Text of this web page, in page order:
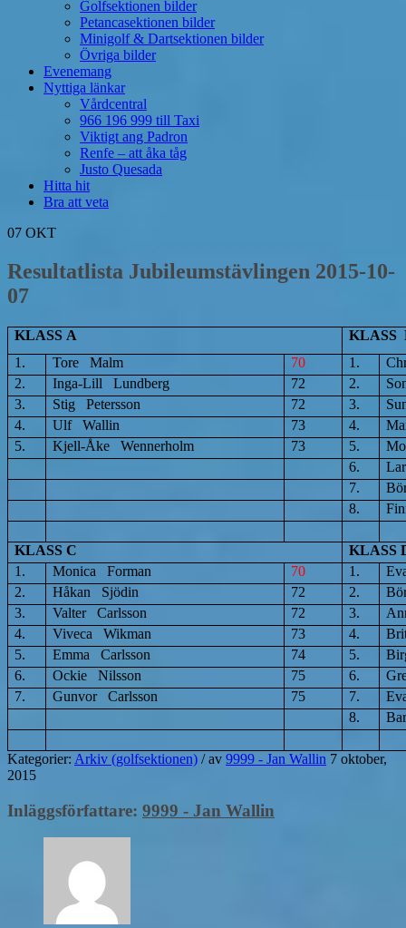
Golfsektionen bilder
Petancasektionen bilder
Minigolf & Dartsektionen bilder
Övriga bilder
Evenemang
Nyttiga länkar
Vårdcentral
966 196 999 till Taxi
Viktigt ang Padron
Renfe – att åka tåg
Justo Quesada
Hitta hit
Bra att veta
07 OKT
Resultatlista Jubileumstävlingen 2015-10-
07
KLASS A
1.
Tore Malm 70 1.
2.
Inga-Lill Lundberg 72 2.
3.
Stig Petersson 72 3.
4.
Ulf Wallin 73 4.
5.
Kjell-Åke Wennerholm 73 5.
6.
7.
8.
KLASS C
KLASS
1.
Monica Forman 70 1.
2.
Håkan Sjödin 72 2.
3.
Valter Carlsson 72 3.
4.
Viveca Wikman 73 4.
5.
Emma Carlsson 74 5.
6.
Ockie Nilsson 75 6.
7.
Gunvor Carlsson 75 7.
8.
Kategorier: Arkiv (golfsektionen) /av 9999 - Jan Wallin 7 oktober,
2015
Inläggsförfattare: 9999 - Jan Wallin